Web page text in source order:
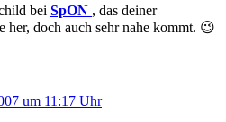
bei SpON , das deiner
her, doch auch sehr nahe kommt. 😉
um 11:17 Uhr